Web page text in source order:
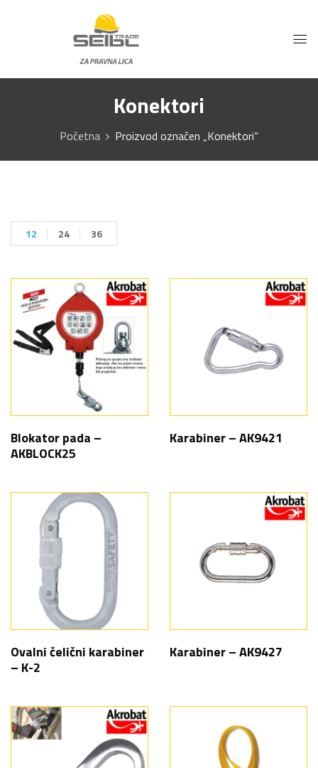
Konektori
Početna Proizvod označen „Konektori“
12 24 36
Blokator pada –
AKBLOCK25
Karabiner – AK9421
Ovalni čelični karabiner
– K-2
Karabiner – AK9427